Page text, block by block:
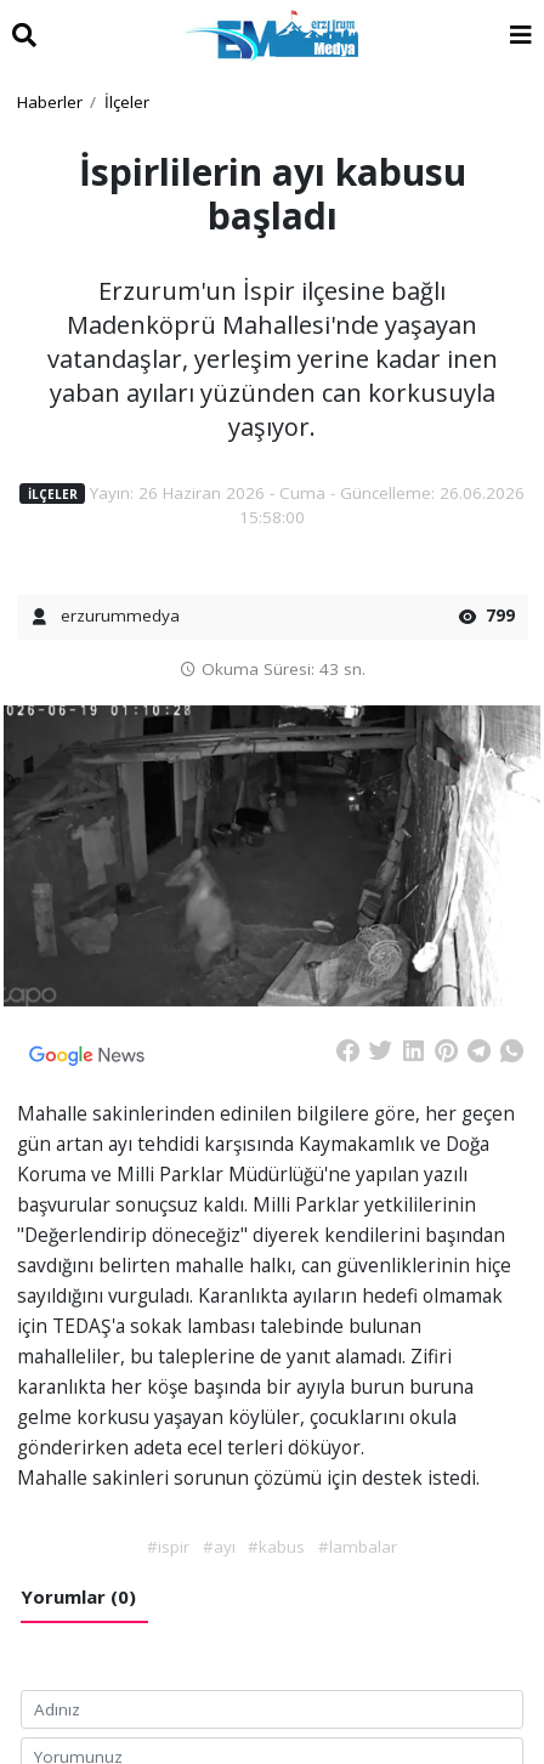
Haberler İlçeler
İspirlilerin ayı kabusu
başladı
Erzurum'un İspir ilçesine bağlı
Madenköprü Mahallesi'nde yaşayan
vatandaşlar, yerleşim yerine kadar inen
yaban ayıları yüzünden can korkusuyla
yaşıyor.
İLÇELER
Yayın: 26 Haziran 2026 - Cuma - Güncelleme: 26.06.2026
15:58:00
erzurummedya 799
Okuma Süresi: 43 sn.
Mahalle sakinlerinden edinilen bilgilere göre, her geçen
gün artan ayı tehdidi karşısında Kaymakamlık ve Doğa
Koruma ve Milli Parklar Müdürlüğü'ne yapılan yazılı
başvurular sonuçsuz kaldı. Milli Parklar yetkililerinin
"Değerlendirip döneceğiz" diyerek kendilerini başından
savdığını belirten mahalle halkı, can güvenliklerinin hiçe
sayıldığını vurguladı. Karanlıkta ayıların hedefi olmamak
için TEDAŞ'a sokak lambası talebinde bulunan
mahalleliler, bu taleplerine de yanıt alamadı. Zifiri
karanlıkta her köşe başında bir ayıyla burun buruna
gelme korkusu yaşayan köylüler, çocuklarını okula
gönderirken adeta ecel terleri döküyor.
Mahalle sakinleri sorunun çözümü için destek istedi.
#ispir #ayı #kabus #lambalar
Yorumlar (0)